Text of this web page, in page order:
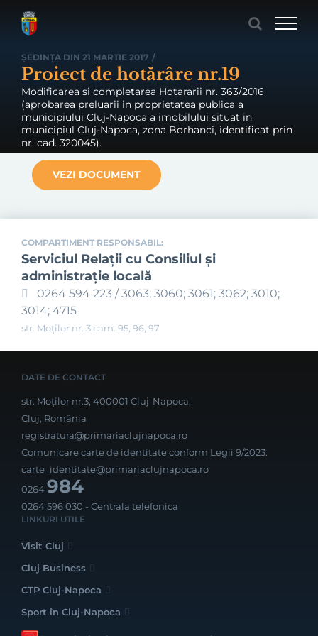
ȘEDINȚA DIN 21 MARTIE 2017 /
Proiect de hotărâre nr.19
Modificarea si completarea Hotararii nr. 363/2016
(aprobarea preluarii in proprietatea publica a
municipiului Cluj-Napoca a imobilului situat in
municipiul Cluj-Napoca, zona Borhanci, identificat prin
nr. cad. 320045).
VEZI DOCUMENT
COMPARTIMENT RESPONSABIL:
Serviciul Relaţii cu Consiliul şi
administraţie locală
0264 594 223 / 3063; 3060; 3061; 3062; 3010;
3014; 4715
str. Moților nr. 3 cam. 95, 96, 97
DATE DE CONTACT
str. Moților nr.3, 400001 Cluj-Napoca,
Cluj, România
registratura@primariaclujnapoca.ro
Comunicare carte de identitate conform Legii 9/2023:
carte_identitate@primariaclujnapoca.ro
0264984
0264 596 030 - Centrala telefonica
LINKURI UTILE
Visit Cluj
Cluj Business
CTP Cluj-Napoca
Sport în Cluj-Napoca